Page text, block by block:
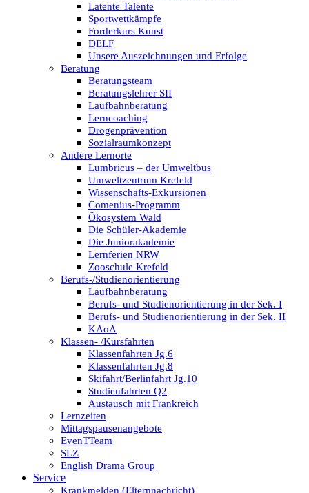
Latente Talente
Sportwettkämpfe
Forderkurs Kunst
DELF
Unsere Auszeichnungen und Erfolge
Beratung
Beratungsteam
Beratungslehrer SII
Laufbahnberatung
Lerncoaching
Drogenprävention
Sozialraumkonzept
Andere Lernorte
Lumbricus – der Umweltbus
Umweltzentrum Krefeld
Wissenschafts-Exkursionen
Comenius-Programm
Ökosystem Wald
Die Schüler-Akademie
Die Juniorakademie
Lernferien NRW
Zooschule Krefeld
Berufs-/Studienorientierung
Laufbahnberatung
Berufs- und Studienorientierung in der Sek. I
Berufs- und Studienorientierung in der Sek. II
KAoA
Klassen- /Kursfahrten
Klassenfahrten Jg.6
Klassenfahrten Jg.8
Skifahrt/Berlinfahrt Jg.10
Studienfahrten Q2
Austausch mit Frankreich
Lernzeiten
Mittagspausenangebote
EvenTTeam
SLZ
English Drama Group
Service
Krankmelden (Elternnachricht)